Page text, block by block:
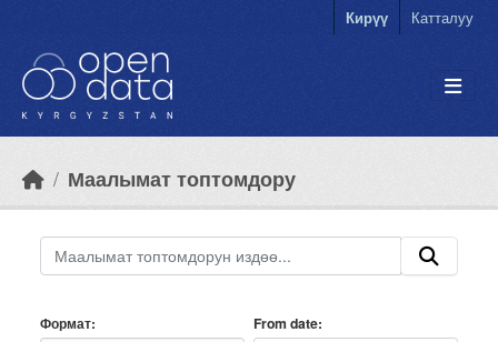
Кирүү Катталуу
Маалымат топтомдору
Формат From date